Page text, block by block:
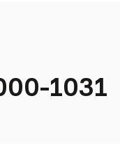
1031